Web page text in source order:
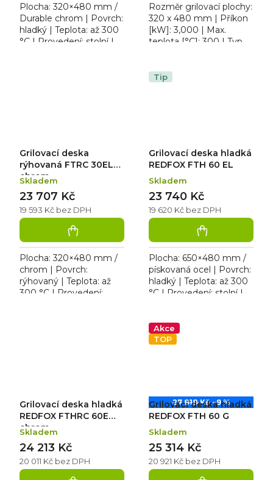
Plocha: 320×480 mm /
Durable chrom | Povrch:
hladký | Teplota: až 300
°C | Provedení: stolní |
Rozměr grilovací plochy:
320 x 480 mm | Příkon
[kW]: 3,000 | Max.
teplota [°C]: 300 | Typ
napájení: 230 V.
Grilovací deska
rýhovaná FTRC 30EL
chrom
Skladem
19 593 Kč bez DPH
23 707 Kč
Plocha: 320×480 mm /
chrom | Povrch:
rýhovaný | Teplota: až
300 °C | Provedení:
Tip
Grilovací deska hladká
REDFOX FTH 60 EL
Skladem
19 620 Kč bez DPH
23 740 Kč
Plocha: 650×480 mm /
pískovaná ocel | Povrch:
hladký | Teplota: až 300
°C | Provedení: stolní |
Elektrická grilovací...
Grilovací deska hladká
REDFOX FTHRC 60E
chrom
Skladem
20 011 Kč bez DPH
24 213 Kč
Akce
TOP
27 818 Kč –9 %
Grilovací deska hladká
REDFOX FTH 60 G
Skladem
20 921 Kč bez DPH
25 314 Kč